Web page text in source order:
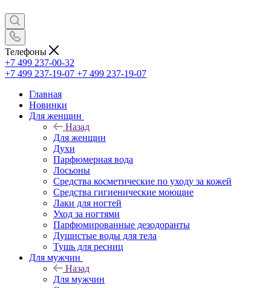
Телефоны
+7 499 237-00-32
+7 499 237-19-07 +7 499 237-19-07
Главная
Новинки
Для женщин
Назад
Для женщин
Духи
Парфюмерная вода
Лосьоны
Средства косметические по уходу за кожей
Средства гигиенические моющие
Лаки для ногтей
Уход за ногтями
Парфюмированные дезодоранты
Душистые воды для тела
Тушь для ресниц
Для мужчин
Назад
Для мужчин